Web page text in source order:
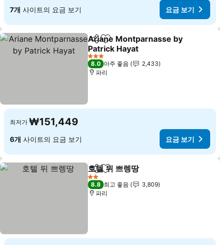
7개 사이트의 요금 보기 요금 보기
공유 즐겨찾기에 추가
Ariane Montparnasse by
Patrick Hayat
3 성급
8.0 아주 좋음
2,433
파리
최저가 ₩151,449
6개 사이트의 요금 보기 요금 보기
공유 즐겨찾기에 추가
호텔 뒤 쁘렝땅
2 성급
8.8 최고 좋음
3,809
파리